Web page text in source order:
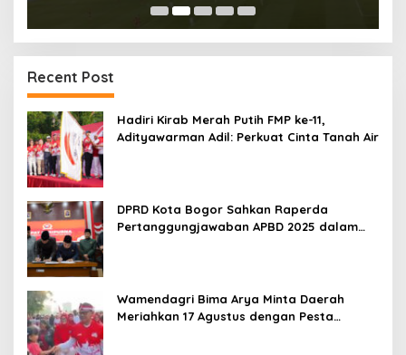
Recent Post
Hadiri Kirab Merah Putih FMP ke-11,
Adityawarman Adil: Perkuat Cinta Tanah Air
DPRD Kota Bogor Sahkan Raperda
Pertanggungjawaban APBD 2025 dalam
Wamendagri Bima Arya Minta Daerah
Meriahkan 17 Agustus dengan Pesta